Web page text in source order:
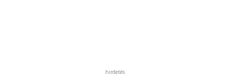
hirdetés